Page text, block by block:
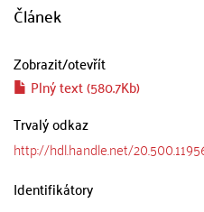
Článek
Zobrazit/otevřít
Plný text (580.7Kb)
Trvalý odkaz
http://hdl.handle.net/
Identifikátory